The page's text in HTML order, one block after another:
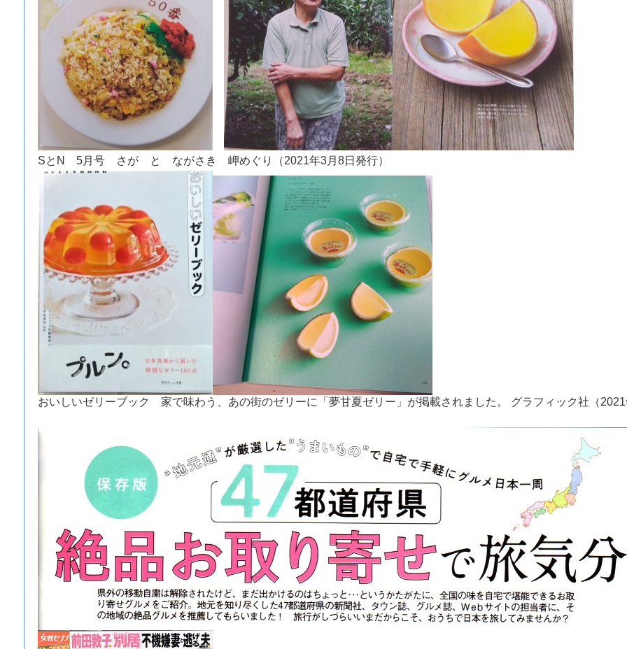
SとN 5月号 さが と ながさき 岬めぐり（2021年3月8日発行）
おいしいゼリーブック 家で味わう、あの街のゼリーに「夢甘夏ゼリー」が掲載されました。 グラフィック社（2021